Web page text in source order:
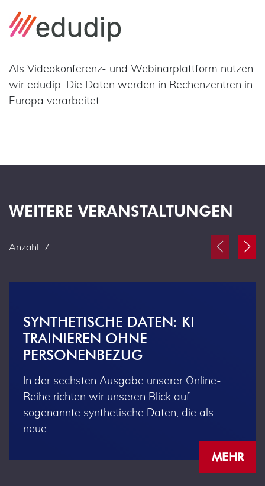
Als Videokonferenz- und Webinarplattform nutzen
wir edudip. Die Daten werden in Rechenzentren in
Europa verarbeitet.
WEITERE VERANSTALTUNGEN
Anzahl: 7
SYNTHETISCHE DATEN: KI
TRAINIEREN OHNE
PERSONENBEZUG
In der sechsten Ausgabe unserer Online-
Reihe richten wir unseren Blick auf
sogenannte synthetische Daten, die als
neue…
MEHR